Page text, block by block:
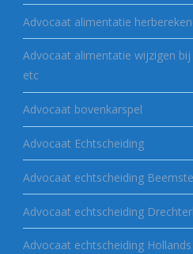
Advocaat alimentatie
Advocaat alimentatie wijzigen
etc
Advocaat bovenkarspel
Advocaat Echtscheiding
Advocaat echtscheiding
Advocaat echtscheiding
Advocaat echtscheiding